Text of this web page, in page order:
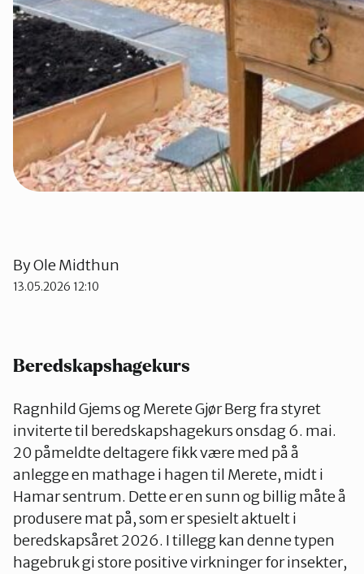
ByOle Midthun
13.05.2026 12:10
Beredskapshagekurs
Ragnhild Gjems og Merete Gjør Berg fra styret
inviterte til beredskapshagekurs onsdag 6. mai.
20 påmeldte deltagere fikk være med på å
anlegge en mathage i hagen til Merete, midt i
Hamar sentrum. Dette er en sunn og billig måte å
produsere mat på, som er spesielt aktuelt i
beredskapsåret 2026. I tillegg kan denne typen
hagebruk gi store positive virkninger for insekter,